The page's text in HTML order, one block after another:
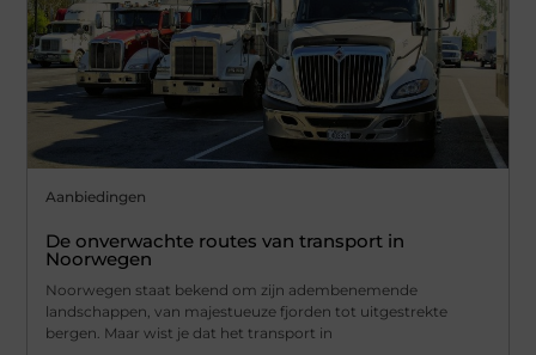
Aanbiedingen
De onverwachte routes van transport in
Noorwegen
Noorwegen staat bekend om zijn adembenemende
landschappen, van majestueuze fjorden tot uitgestrekte
bergen. Maar wist je dat het transport in